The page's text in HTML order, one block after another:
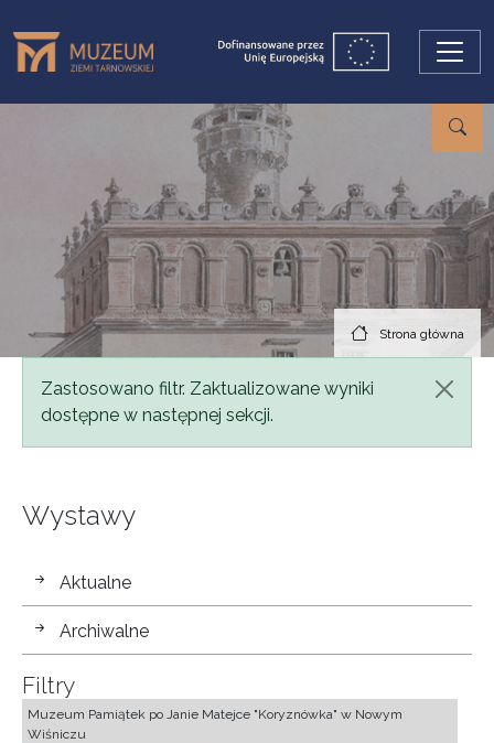
Strona główna
Komunikat
Zastosowano filtr. Zaktualizowane wyniki
dostępne w następnej sekcji.
Wystawy
wystawy
Aktualne
Archiwalne
Filtry
Muzeum Pamiątek po Janie Matejce "Koryznówka" w Nowym
Wiśniczu